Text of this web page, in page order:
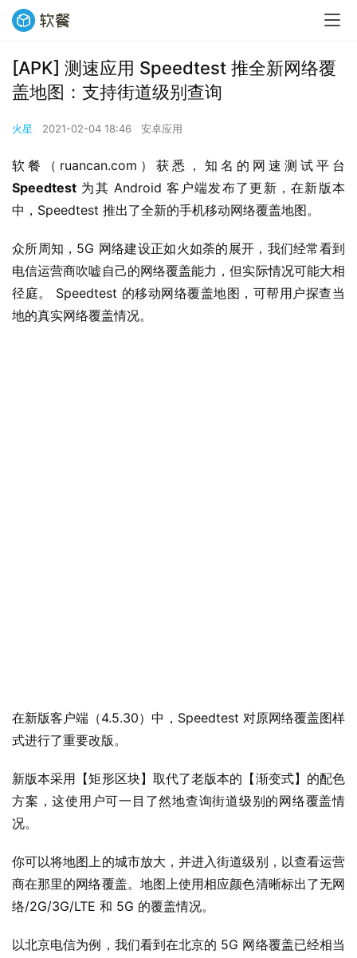
[APK] 测速应用 Speedtest 推全新网络覆
盖地图：支持街道级别查询
火星 2021-02-04 18:46 安卓应用
Speedtest 为其 Android 客户端发布了更新，在新版本
中，Speedtest 推出了全新的手机移动网络覆盖地图。
众所周知，5G 网络建设正如火如荼的展开，我们经常看到
电信运营商吹嘘自己的网络覆盖能力，但实际情况可能大相
径庭。 Speedtest 的移动网络覆盖地图，可帮用户探查当
地的真实网络覆盖情况。
在新版客户端（4.5.30）中，Speedtest 对原网络覆盖图样
式进行了重要改版。
新版本采用【矩形区块】取代了老版本的【渐变式】的配色
方案，这使用户可一目了然地查询街道级别的网络覆盖情
况。
你可以将地图上的城市放大，并进入街道级别，以查看运营
商在那里的网络覆盖。地图上使用相应颜色清晰标出了无网
络/2G/3G/LTE 和 5G 的覆盖情况。
以北京电信为例，我们看到在北京的 5G 网络覆盖已经相当